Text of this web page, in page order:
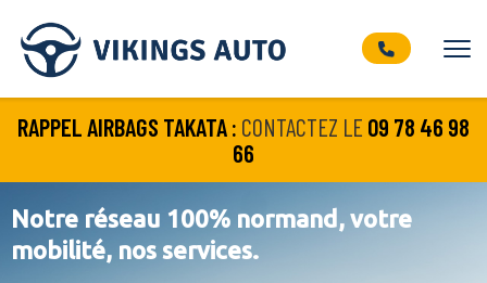
RAPPEL AIRBAGS TAKATA : CONTACTEZ LE 09 78 46 98
66
Notre réseau 100% normand, votre
mobilité, nos services.